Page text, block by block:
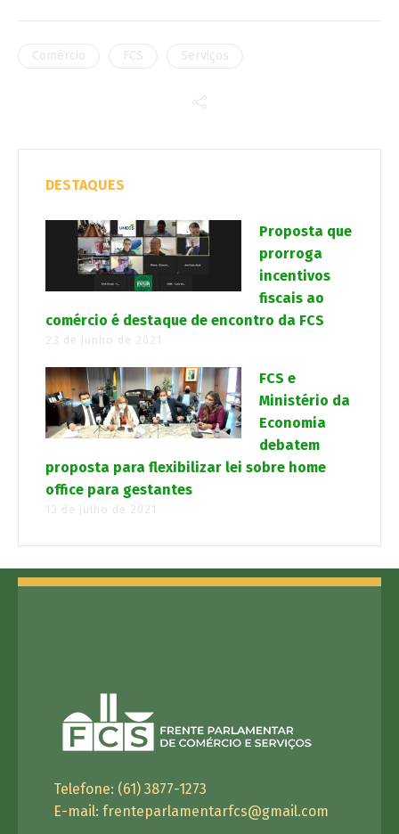
Comércio FCS Serviços
DESTAQUES
Proposta que
prorroga
incentivos
fiscais ao
comércio é destaque de encontro da FCS
23 de junho de 2021
FCS e
Ministério da
Economia
debatem
proposta para flexibilizar lei sobre home
office para gestantes
13 de julho de 2021
Telefone: (61) 3877-1273
E-mail: frenteparlamentarfcs@gmail.com